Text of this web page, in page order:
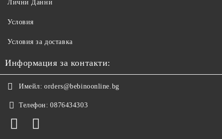
Лични Данни
Условия
Условия за доставка
Информация за контакти:
Имейл: orders@bebinoonline.bg
Телефон: 0876434303